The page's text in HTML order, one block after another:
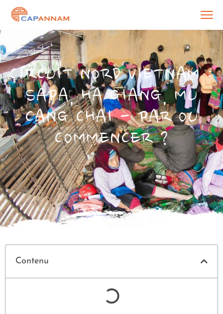
CIRCUIT NORD VIETNAM :
SAPA, HA GIANG, MU
CANG CHAI - PAR OU
COMMENCER ?
Contenu